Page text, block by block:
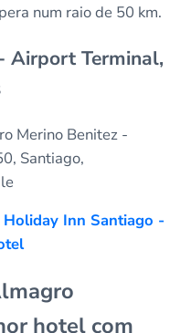
num raio de 50 km.
Airport Terminal,
Merino Benitez -
Santiago,
Inn Santiago -
hotel com